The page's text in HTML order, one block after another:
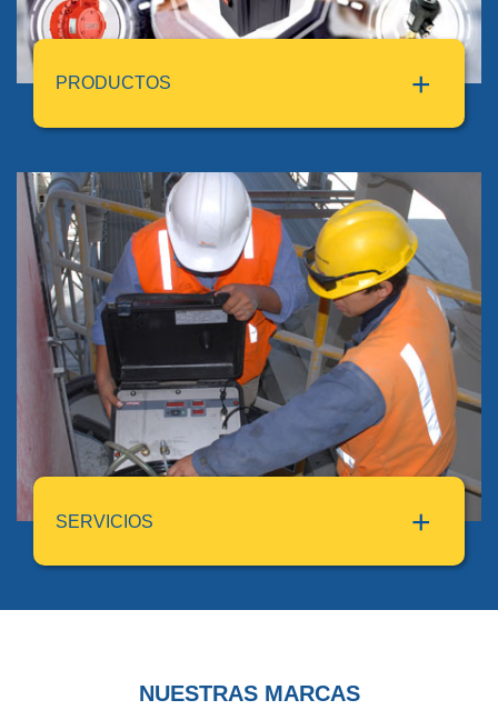
PRODUCTOS
MANTENIMIENTO Y RECARGA DE
ACUMULADORES HIDRÁULICOS
MANTENIMIENTO DE CILINDROS HIDRÁULICOS Y
NEUMÁTICOS
FLUSHING DE SISTEMAS HIDRÁULICOS
MANTENIMIENTO DE SISTEMAS HIDRÁULICOS
DETECCIÓN DE FUGAS DE AIRE COMPRIMIDO
BOMBAS Y MOTORES HIDRÁULICOS
PROYECTOS Y SOLUCIONES A LA MEDIDA
SERVICIOS
NUESTRAS MARCAS